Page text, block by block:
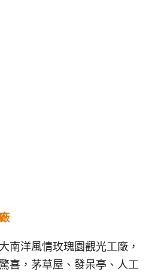
南洋風情玫瑰園觀光工廠，
喜，茅草屋、發呆亭、人工